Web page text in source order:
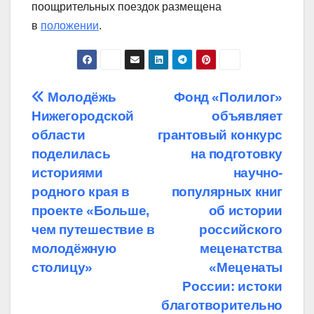
поощрительных поездок размещена
в положении.
Навигация
по
записям
Фонд «Полилог»
объявляет
грантовый конкурс
на подготовку
научно-
популярных книг
об истории
российского
меценатства
«Меценаты
России: истоки
благотворительно
Молодёжь
Нижегородской
области
поделилась
историями
родного края в
проекте «Больше,
чем путешествие в
молодёжную
столицу»